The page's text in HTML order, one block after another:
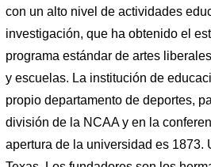
con un alto nivel de actividades
investigación, que ha obtenido el
programa estándar de artes
y escuelas. La institución de
propio departamento de deportes,
división de la NCAA y en la
apertura de la universidad es 1873.